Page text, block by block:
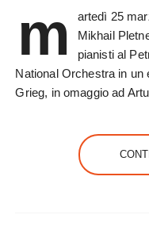
m
artedì 25
Mikhail
pianisti al
National Orchestra in
Grieg, in omaggio ad